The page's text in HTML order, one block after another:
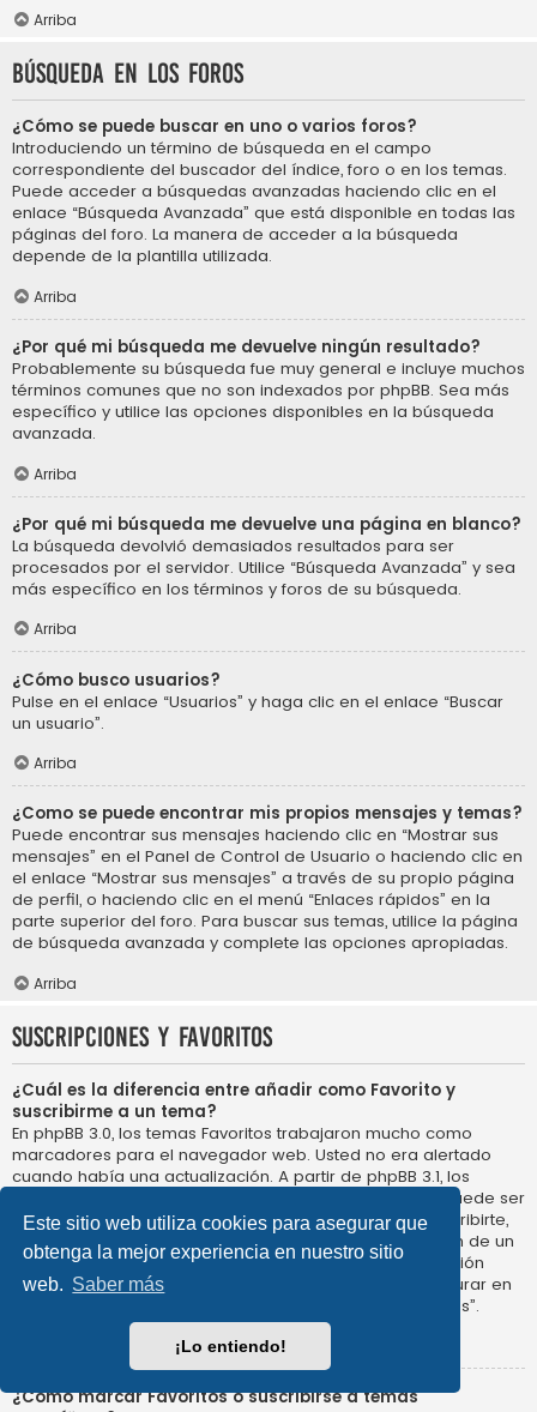
Este sitio web utiliza cookies para asegurar que
obtenga la mejor experiencia en nuestro sitio
web. Saber más
¡Lo entiendo!
Arriba
Búsqueda en los foros
¿Cómo se puede buscar en uno o varios foros?
Introduciendo un término de búsqueda en el campo
correspondiente del buscador del índice, foro o en los temas.
Puede acceder a búsquedas avanzadas haciendo clic en el
enlace “Búsqueda Avanzada” que está disponible en todas las
páginas del foro. La manera de acceder a la búsqueda
depende de la plantilla utilizada.
Arriba
¿Por qué mi búsqueda me devuelve ningún resultado?
Probablemente su búsqueda fue muy general e incluye muchos
términos comunes que no son indexados por phpBB. Sea más
específico y utilice las opciones disponibles en la búsqueda
avanzada.
Arriba
¿Por qué mi búsqueda me devuelve una página en blanco?
La búsqueda devolvió demasiados resultados para ser
procesados por el servidor. Utilice “Búsqueda Avanzada” y sea
más específico en los términos y foros de su búsqueda.
Arriba
¿Cómo busco usuarios?
Pulse en el enlace “Usuarios” y haga clic en el enlace “Buscar
un usuario”.
Arriba
¿Como se puede encontrar mis propios mensajes y temas?
Puede encontrar sus mensajes haciendo clic en “Mostrar sus
mensajes” en el Panel de Control de Usuario o haciendo clic en
el enlace “Mostrar sus mensajes” a través de su propio página
de perfil, o haciendo clic en el menú “Enlaces rápidos” en la
parte superior del foro. Para buscar sus temas, utilice la página
de búsqueda avanzada y complete las opciones apropiadas.
Arriba
Suscripciones y Favoritos
¿Cuál es la diferencia entre añadir como Favorito y
suscribirme a un tema?
En phpBB 3.0, los temas Favoritos trabajaron mucho como
marcadores para el navegador web. Usted no era alertado
cuando había una actualización. A partir de phpBB 3.1, los
Favoritos son más como suscribirse a un tema. Usted puede ser
notificado cuando un tema Favorito se actualiza. Al suscribirte,
sin embargo, se le avisará de que hay una actualización de un
tema, o foro en el propio foro. Las opciones de notificación
para los Favoritos y las suscripciones se pueden configurar en
el Panel de Control de Usuario, en “Preferencias de Foros”.
¿Cómo marcar Favoritos o suscribirse a temas